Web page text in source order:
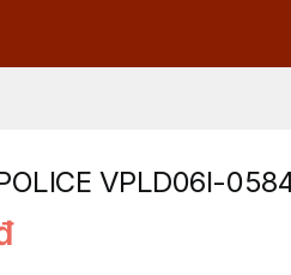
VPLD06I-